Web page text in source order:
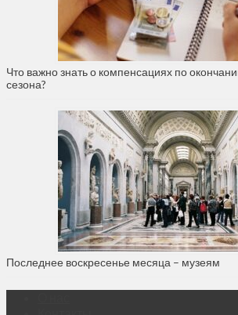
Что важно знать о компенсациях по
сезона?
Последнее воскресенье месяца – музеям